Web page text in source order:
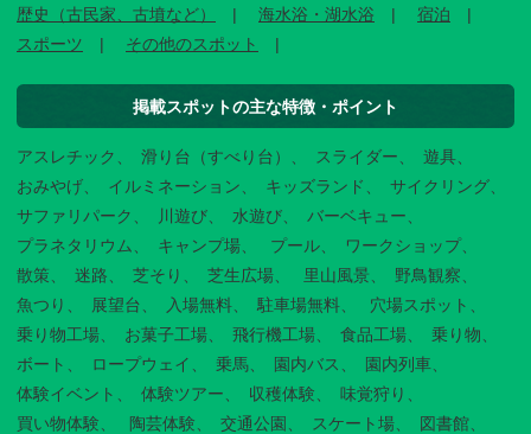
歴史（古民家、古墳など）
海水浴・湖水浴
宿泊
スポーツ
その他のスポット
掲載スポットの主な特徴・ポイント
アスレチック 滑り台（すべり台） スライダー
遊具
おみやげ
イルミネーション キッズランド
サイクリング
サファリパーク
川遊び 水遊び
バーベキュー
プラネタリウム
キャンプ場 プール
ワークショップ
散策
迷路 芝そり 芝生広場 里山風景
野鳥観察
魚つり
展望台 入場無料 駐車場無料
穴場スポット
乗り物工場
お菓子工場 飛行機工場 食品工場
乗り物
ボート
ロープウェイ 乗馬 園内バス
園内列車
体験イベント
体験ツアー 収穫体験
味覚狩り
買い物体験
陶芸体験 交通公園 スケート場 図書館